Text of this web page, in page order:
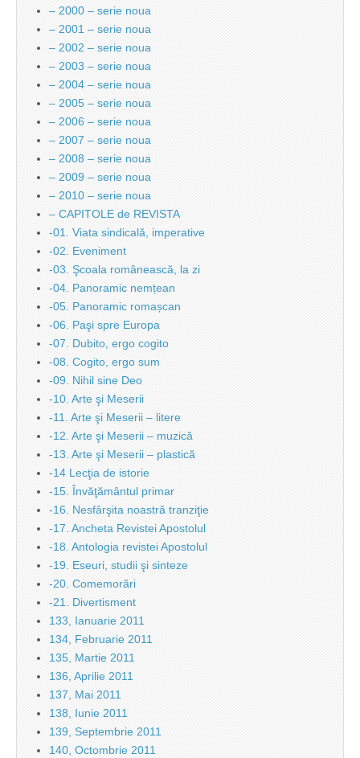
– 2000 – serie noua
– 2001 – serie noua
– 2002 – serie noua
– 2003 – serie noua
– 2004 – serie noua
– 2005 – serie noua
– 2006 – serie noua
– 2007 – serie noua
– 2008 – serie noua
– 2009 – serie noua
– 2010 – serie noua
– CAPITOLE de REVISTA
-01. Viata sindicală, imperative
-02. Eveniment
-03. Şcoala românească, la zi
-04. Panoramic nemțean
-05. Panoramic romașcan
-06. Paşi spre Europa
-07. Dubito, ergo cogito
-08. Cogito, ergo sum
-09. Nihil sine Deo
-10. Arte şi Meserii
-11. Arte şi Meserii – litere
-12. Arte şi Meserii – muzică
-13. Arte şi Meserii – plastică
-14 Lecţia de istorie
-15. Învăţământul primar
-16. Nesfârşita noastră tranziţie
-17. Ancheta Revistei Apostolul
-18. Antologia revistei Apostolul
-19. Eseuri, studii şi sinteze
-20. Comemorări
-21. Divertisment
133, Ianuarie 2011
134, Februarie 2011
135, Martie 2011
136, Aprilie 2011
137, Mai 2011
138, Iunie 2011
139, Septembrie 2011
140, Octombrie 2011